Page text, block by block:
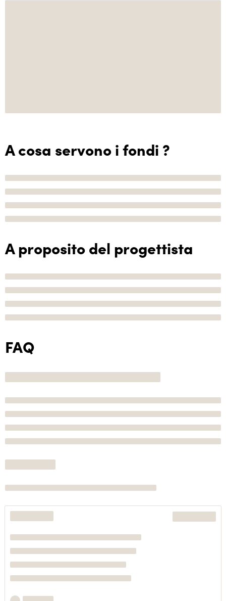
A cosa servono i fondi ?
A proposito del progettista
FAQ